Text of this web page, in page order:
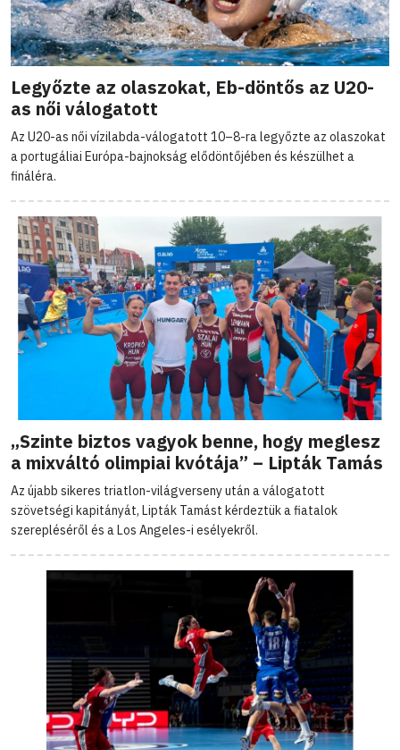
Legyőzte az olaszokat, Eb-döntős az U20-
as női válogatott
Az U20-as női vízilabda-válogatott 10–8-ra legyőzte az olaszokat
a portugáliai Európa-bajnokság elődöntőjében és készülhet a
fináléra.
„Szinte biztos vagyok benne, hogy meglesz
a mixváltó olimpiai kvótája” – Lipták Tamás
Az újabb sikeres triatlon-világverseny után a válogatott
szövetségi kapitányát, Lipták Tamást kérdeztük a fiatalok
szerepléséről és a Los Angeles-i esélyekről.